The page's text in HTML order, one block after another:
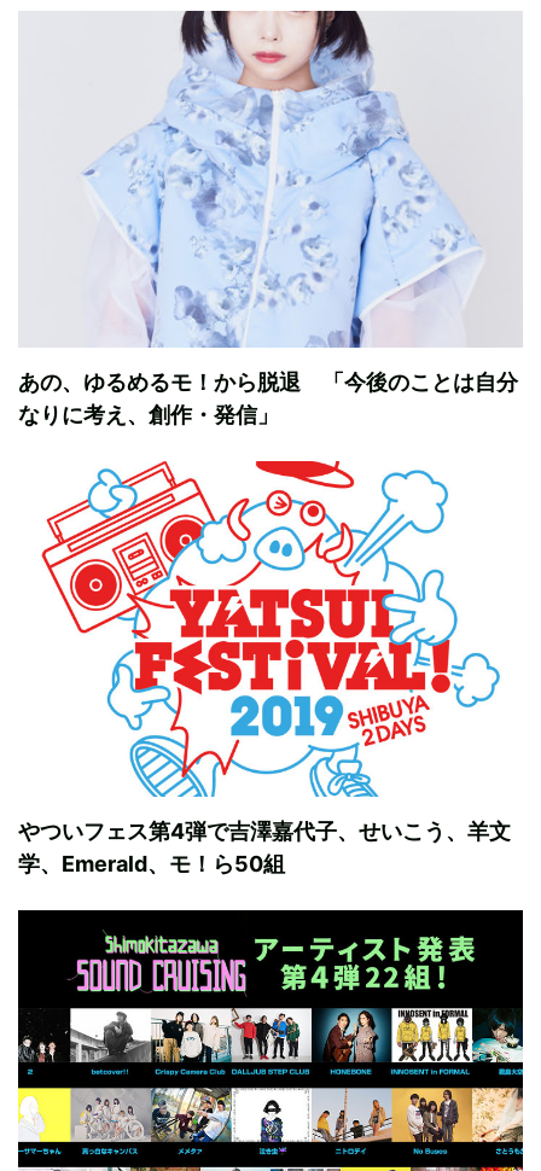
あの、ゆるめるモ！から脱退 「今後のことは自分
なりに考え、創作・発信」
やついフェス第4弾で吉澤嘉代子、せいこう、羊文
学、Emerald、モ！ら50組